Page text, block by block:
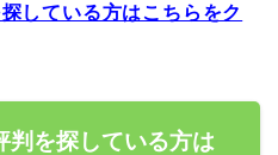
している方はこちらをク
判を探している方は